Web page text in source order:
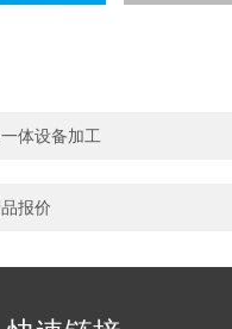
体设备加工
报价